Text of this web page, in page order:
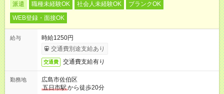
派遣 職種未経験OK 社会人未経験OK
ブランクOK
WEB登録・面接OK
給与
時給1250円
交通費別途支給あり
交通費 交通費支給有り
勤務地
広島市佐伯区
五日市駅から徒歩20分